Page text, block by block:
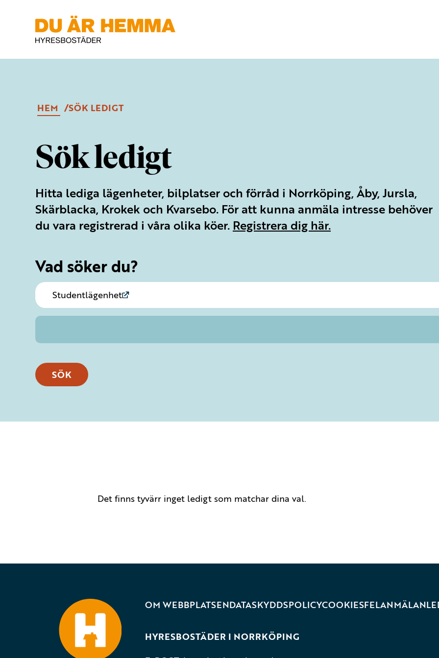
HEM SÖK LEDIGT
Sök ledigt
Hitta lediga lägenheter, bilplatser och förråd i Norrköping, Åby, Jursla,
Skärblacka, Krokek och Kvarsebo. För att kunna anmäla intresse behöver
du vara registrerad i våra olika köer. Registrera dig här.
Vad söker du?
Studentlägenhet
SÖK
Det finns tyvärr inget ledigt som matchar dina val.
OM WEBBPLATSENDATASKYDDSPOLICYCOOKIESFELANMÄLAN
HYRESBOSTÄDER I NORRKÖPING